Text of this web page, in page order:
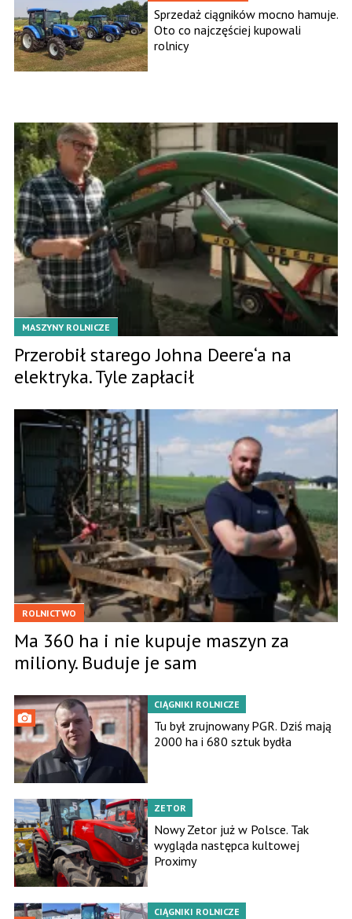
Sprzedaż ciągników mocno hamuje.
Oto co najczęściej kupowali
rolnicy
MASZYNY ROLNICZE
Przerobił starego Johna Deere‘a na
elektryka. Tyle zapłacił
ROLNICTWO
Ma 360 ha i nie kupuje maszyn za
miliony. Buduje je sam
CIĄGNIKI ROLNICZE
Tu był zrujnowany PGR. Dziś mają
2000 ha i 680 sztuk bydła
ZETOR
Nowy Zetor już w Polsce. Tak
wygląda następca kultowej
Proximy
CIĄGNIKI ROLNICZE